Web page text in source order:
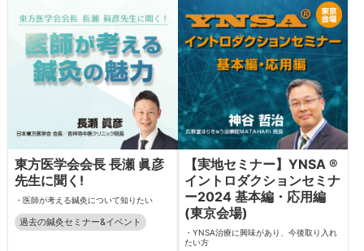
東方医学会会長 長瀬 眞彦
先生に聞く!
・医師が考える鍼灸について知りたい
過去の鍼灸セミナー&イベント
【実地セミナー】YNSA ®
イントロダクションセミナ
ー2024 基本編・応用編
(東京会場)
・YNSA治療に興味があり、今後取り入れ
たい方